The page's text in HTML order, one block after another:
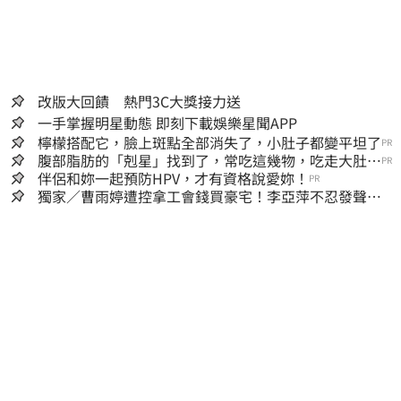
改版大回饋 熱門3C大獎接力送
一手掌握明星動態 即刻下載娛樂星聞APP
檸檬搭配它，臉上斑點全部消失了，小肚子都變平坦了 PR
腹部脂肪的「剋星」找到了，常吃這幾物，吃走大肚
囊，瘦出小蠻腰
PR
伴侶和妳一起預防HPV，才有資格說愛妳！ PR
獨家／曹雨婷遭控拿工會錢買豪宅！李亞萍不忍發聲：